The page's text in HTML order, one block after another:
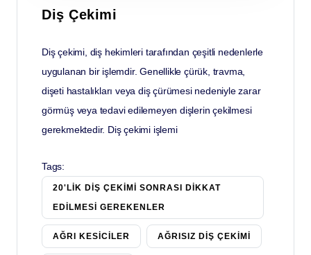
Diş Çekimi
Diş çekimi, diş hekimleri tarafından çeşitli nedenlerle
uygulanan bir işlemdir. Genellikle çürük, travma,
dişeti hastalıkları veya diş çürümesi nedeniyle zarar
görmüş veya tedavi edilemeyen dişlerin çekilmesi
gerekmektedir. Diş çekimi işlemi
Tags:
20'LIK DIŞ ÇEKIMI SONRASI DIKKAT
EDILMESI GEREKENLER
AĞRI KESICILER AĞRISIZ DIŞ ÇEKIMI